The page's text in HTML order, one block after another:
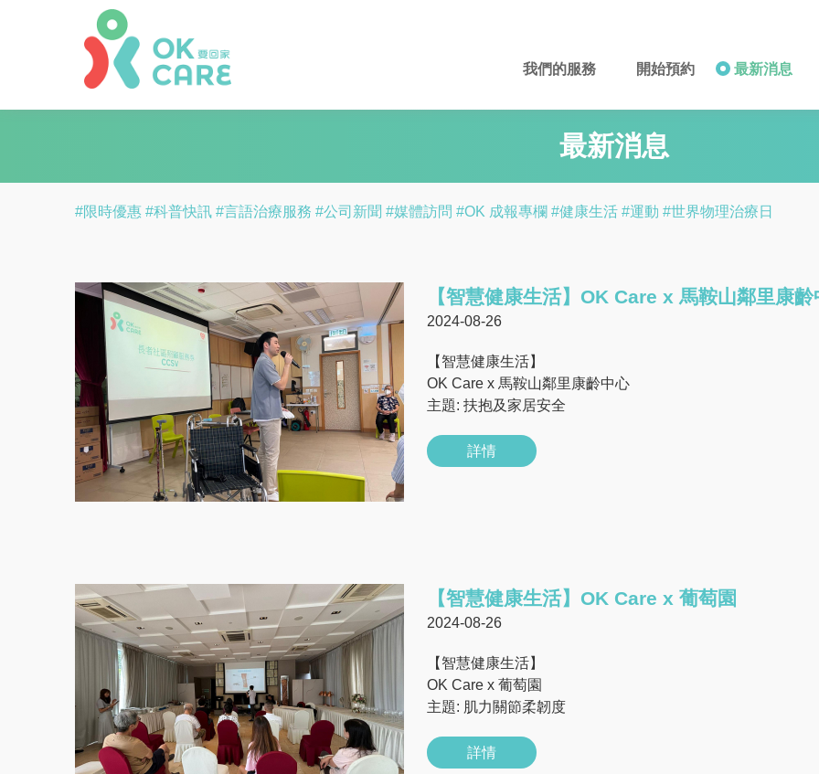
我們的服務 開始預約 最新消息
最新消息
#限時優惠 #科普快訊 #言語治療服務 #公司新聞 #媒體訪問 #OK 成報專欄 #健康生活 #運動 #世界物理治療日
【智慧健康生活】OK Care x 馬鞍山鄰里康齡
2024-08-26
【智慧健康生活】
OK Care x 馬鞍山鄰里康齡中心
主題: 扶抱及家居安全
詳情
【智慧健康生活】OK Care x 葡萄園
2024-08-26
【智慧健康生活】
OK Care x 葡萄園
主題: 肌力關節柔韌度
詳情